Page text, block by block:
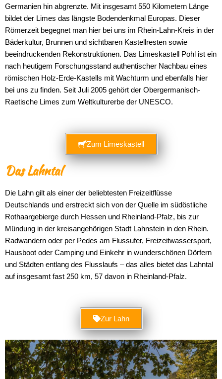
Germanien hin abgrenzte. Mit insgesamt 550 Kilometern Länge
bildet der Limes das längste Bodendenkmal Europas. Dieser
Römerzeit begegnet man hier bei uns im Rhein-Lahn-Kreis in der
Bäderkultur, Brunnen und sichtbaren Kastellresten sowie
beeindruckenden Rekonstruktionen. Das Limeskastell Pohl ist ein
nach heutigem Forschungsstand authentischer Nachbau eines
römischen Holz-Erde-Kastells mit Wachturm und ebenfalls hier
bei uns zu finden. Seit Juli 2005 gehört der Obergermanisch-
Raetische Limes zum Weltkulturerbe der UNESCO.
Zum Limeskastell
Das Lahntal
Die Lahn gilt als einer der beliebtesten Freizeitflüsse
Deutschlands und erstreckt sich von der Quelle im südöstliche
Rothaargebierge durch Hessen und Rheinland-Pfalz, bis zur
Mündung in der kreisangehörigen Stadt Lahnstein in den Rhein.
Radwandern oder per Pedes am Flussufer, Freizeitwassersport,
Hausboot oder Camping und Einkehr in wunderschönen Dörfern
und Städten entlang des Flusslaufs – das alles bietet das Lahntal
auf insgesamt fast 250 km, 57 davon in Rheinland-Pfalz.
Zur Lahn